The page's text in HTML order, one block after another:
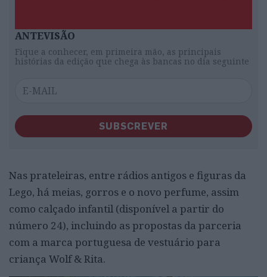
ANTEVISÃO
Fique a conhecer, em primeira mão, as principais
histórias da edição que chega às bancas no dia seguinte
SUBSCREVER
Nas prateleiras, entre rádios antigos e figuras da
Lego, há meias, gorros e o novo perfume, assim
como calçado infantil (disponível a partir do
número 24), incluindo as propostas da parceria
com a marca portuguesa de vestuário para
criança Wolf & Rita.